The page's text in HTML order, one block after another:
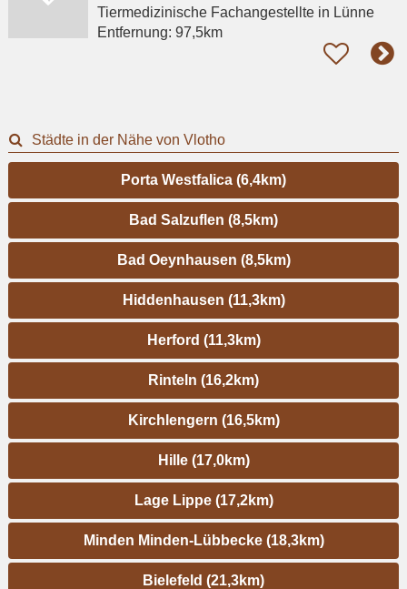
Tiermedizinische Fachangestelltein Lünne
Entfernung: 97,5km
Städte in der Nähe von Vlotho
Porta Westfalica (6,4km)
Bad Salzuflen (8,5km)
Bad Oeynhausen (8,5km)
Hiddenhausen (11,3km)
Herford (11,3km)
Rinteln (16,2km)
Kirchlengern (16,5km)
Hille (17,0km)
Lage Lippe (17,2km)
Minden Minden-Lübbecke (18,3km)
Bielefeld (21,3km)